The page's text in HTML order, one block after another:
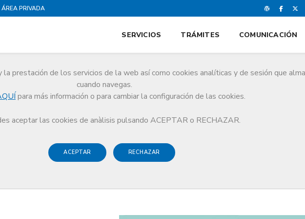
ÁREA PRIVADA
prestación de los servicios de la web así como cookies analíticas y de sesión que
cuando navegas.
para más información o para cambiar la configuración de las cookies.
aceptar las cookies de anàlisis pulsando ACEPTAR o RECHAZAR.
ACEPTAR RECHAZAR
SERVICIOS TRÁMITES COMUNICACIÓN